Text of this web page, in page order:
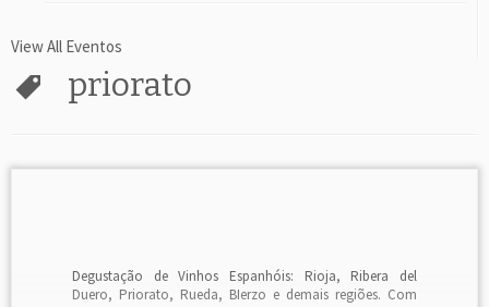
View All Eventos
priorato
Degustação de Vinhos Espanhóis: Rioja, Ribera del
Duero, Priorato, Rueda, BIerzo e demais regiões. Com